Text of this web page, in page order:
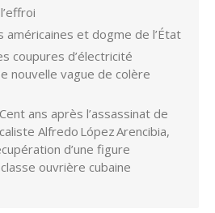
américaines et dogme de l’État
coupures d’électricité
nouvelle vague de colère
ans après l’assassinat de
Alfredo López Arencibia,
d’une figure
ouvrière cubaine